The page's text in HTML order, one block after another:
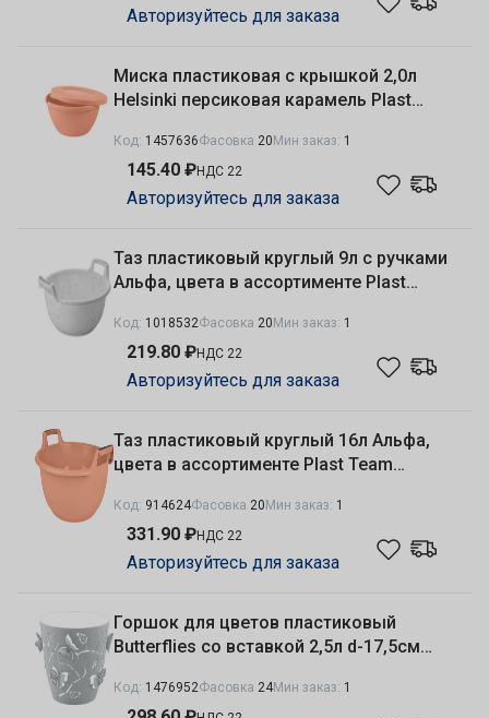
Авторизуйтесь для заказа
Миска пластиковая с крышкой 2,0л
Helsinki персиковая карамель Plast
Код: 1457636Фасовка 20 Мин заказ: 1
145.40 ₽НДС 22
Авторизуйтесь для заказа
Таз пластиковый круглый 9л с ручками
Альфа, цвета в ассортименте Plast
Код: 1018532Фасовка 20 Мин заказ: 1
219.80 ₽НДС 22
Авторизуйтесь для заказа
Таз пластиковый круглый 16л Альфа,
цвета в ассортименте Plast Team
Код: 914624Фасовка 20 Мин заказ: 1
331.90 ₽НДС 22
Авторизуйтесь для заказа
Горшок для цветов пластиковый
Butterflies со вставкой 2,5л d-17,5см
Код: 1476952Фасовка 24Мин заказ: 1